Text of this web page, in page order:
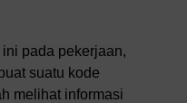
pada pekerjaan,
suatu kode
melihat informasi